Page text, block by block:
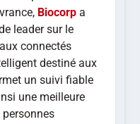
Biocorp a
leader sur le
connectés
destiné aux
un suivi fiable
une meilleure